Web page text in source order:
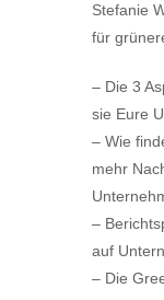
Stefanie
für
– Die 3
sie Eure
– Wie
mehr
–
auf
– Die